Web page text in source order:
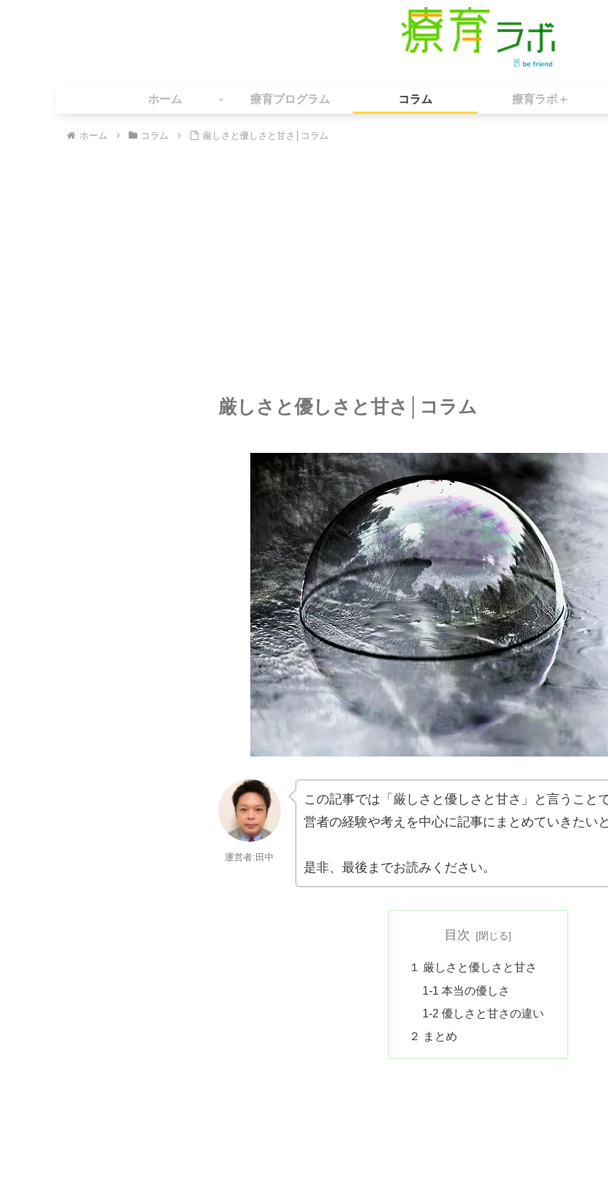
ホーム 療育プログラム コラム 療育ラボ＋
ホーム コラム 厳しさと優しさと甘さ│コラム
厳しさと優しさと甘さ│コラム
運営者:田中
この記事では「厳しさと優しさと甘さ」と言うこと
営者の経験や考えを中心に記事にまとめていきたい
是非、最後までお読みください。
目次
１ 厳しさと優しさと甘さ
1-1 本当の優しさ
1-2 優しさと甘さの違い
２ まとめ